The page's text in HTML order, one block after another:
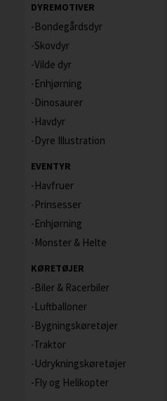
DYREMOTIVER
Bondegårdsdyr
Skovdyr
Vilde dyr
Enhjørning
Dinosaurer
Havdyr
Dyre Illustration
EVENTYR
Havfruer
Prinsesser
Enhjørning
Monster & Helte
KØRETØJER
Biler & Racerbiler
Luftballoner
Bygningskøretøjer
Traktor
Udrykningskøretøjer
Fly og Helikopter